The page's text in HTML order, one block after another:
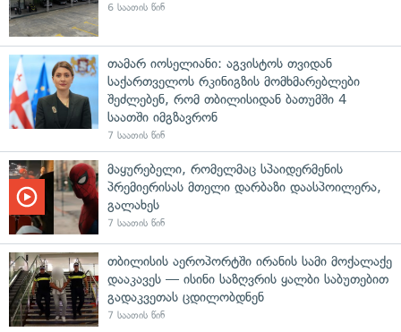
6 საათის წინ
თამარ იოსელიანი: აგვისტოს თვიდან
საქართველოს რკინიგზის მომხმარებლები
შეძლებენ, რომ თბილისიდან ბათუმში 4
საათში იმგზავრონ
7 საათის წინ
მაყურებელი, რომელმაც სპაიდერმენის
პრემიერისას მთელი დარბაზი დაასპოილერა,
გალახეს
7 საათის წინ
თბილისის აეროპორტში ირანის სამი მოქალაქე
დააკავეს — ისინი საზღვრის ყალბი საბუთებით
გადაკვეთას ცდილობდნენ
7 საათის წინ